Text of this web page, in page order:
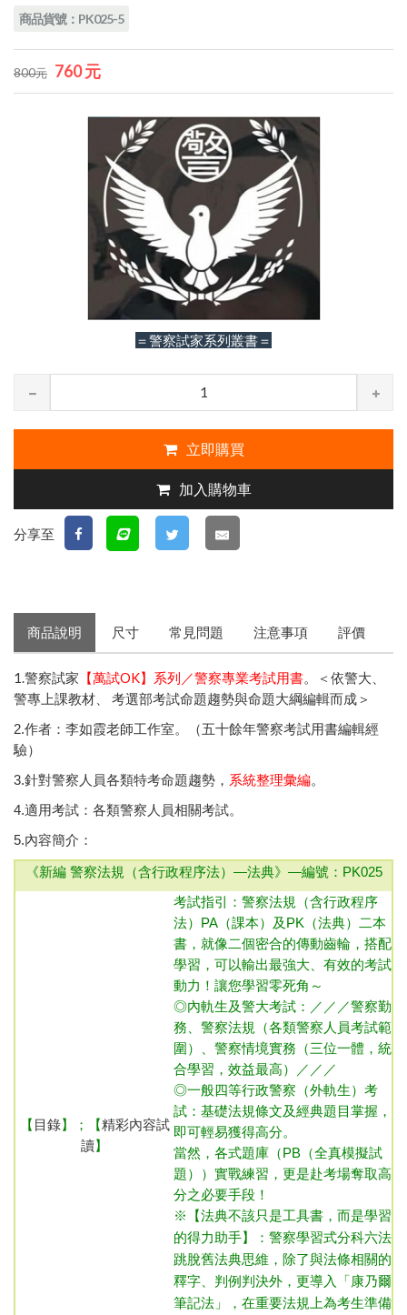
商品貨號：PK025-5
800元 760 元
＝警察試家系列叢書＝
立即購買
加入購物車
分享至
商品說明 尺寸 常見問題 注意事項 評價
1.警察試家 【萬試OK】系列／警察專業考試用書。＜依警大、
警專上課教材、 考選部考試命題趨勢與命題大綱編輯而成＞
2.作者：李如霞老師工作室。（五十餘年警察考試用書編輯經
驗）
3.針對警察人員各類特考命題趨勢， 系統整理彙編。
4.適用考試：各類警察人員相關考試。
5.內容簡介：
《新編 警察法規（含行政程序法）—法典》—編號：PK025
【 目錄】；【精彩內容試
讀】
考試指引： 警察法規（含行政程序
法）
PA（課本）及PK（法典）二本
書，就像二個密合的傳動齒輪，搭配
學習，可以輸出最強大、有效的考試
動力！讓您學習零死角～
◎內軌生及警大考試：／／／警察勤
務、警察法規（各類警察人員考試範
圍）、警察情境實務（三位一體，統
合學習，效益最高）／／／
◎一般四等行政警察（外軌生） 考
試：基礎法規條文及經典題目掌握，
即可輕易獲得高分。
當然，各式題庫（PB（全真模擬試
題））實戰練習，更是赴考場奪取高
分之必要手段！
※【法典不該只是工具書，而是學習
的得力助手】：警察學習式分科六法
跳脫舊法典思維，除了與法條相關的
釋字、判例判決外，更導入「康乃爾
筆記法」，在重要法規上為考生準備